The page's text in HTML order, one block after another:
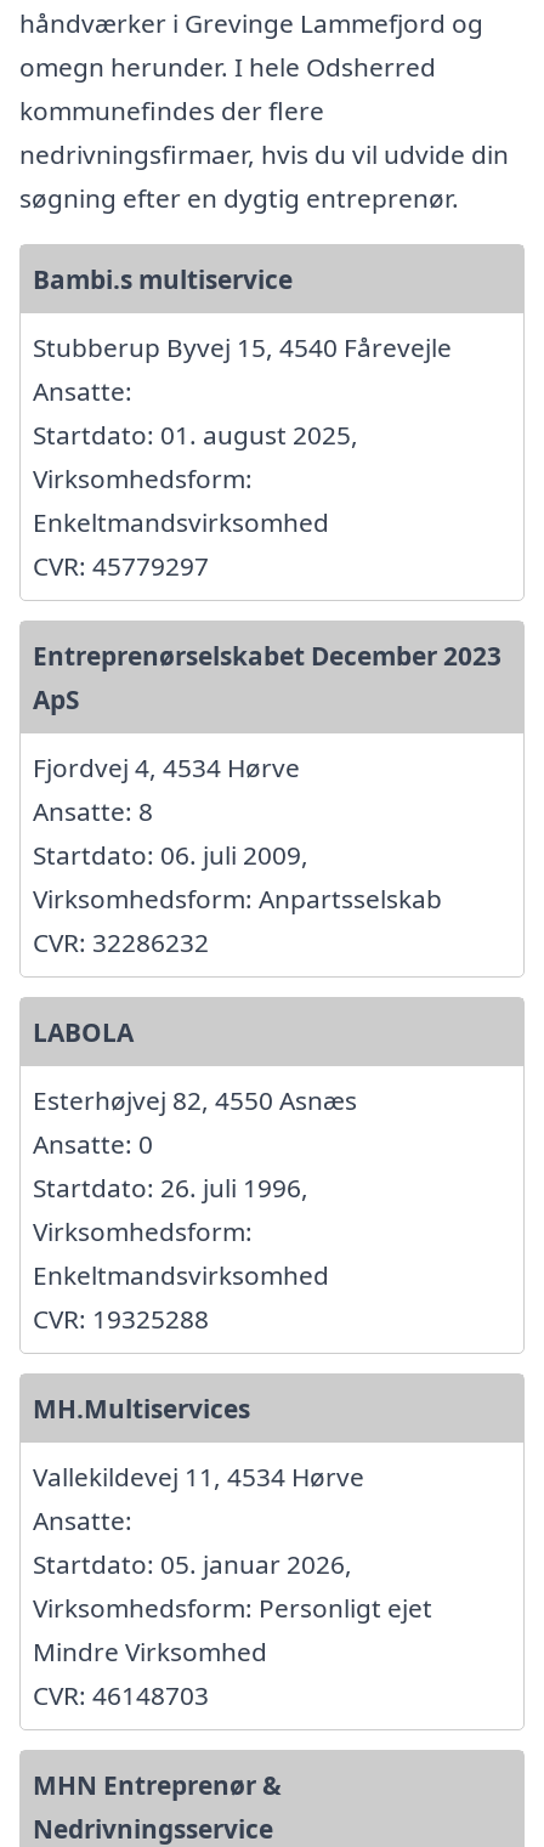
håndværker i Grevinge Lammefjord og
omegn herunder. I hele Odsherred
kommunefindes der flere
nedrivningsfirmaer, hvis du vil udvide din
søgning efter en dygtig entreprenør.
Bambi.s multiservice
Stubberup Byvej 15, 4540 Fårevejle
Ansatte:
Startdato: 01. august 2025,
Virksomhedsform:
Enkeltmandsvirksomhed
CVR: 45779297
Entreprenørselskabet December 2023
ApS
Fjordvej 4, 4534 Hørve
Ansatte: 8
Startdato: 06. juli 2009,
Virksomhedsform: Anpartsselskab
CVR: 32286232
LABOLA
Esterhøjvej 82, 4550 Asnæs
Ansatte: 0
Startdato: 26. juli 1996,
Virksomhedsform:
Enkeltmandsvirksomhed
CVR: 19325288
MH.Multiservices
Vallekildevej 11, 4534 Hørve
Ansatte:
Startdato: 05. januar 2026,
Virksomhedsform: Personligt ejet
Mindre Virksomhed
CVR: 46148703
MHN Entreprenør &
Nedrivningsservice